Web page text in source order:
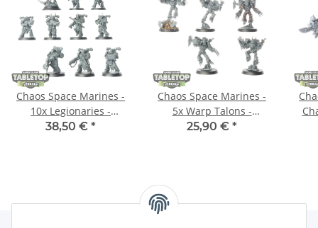
Chaos Space Marines -
10x Legionaries -
unbemalt
38,50 € *
Chaos Space Marines -
5x Warp Talons -
unbemalt
25,90 € *